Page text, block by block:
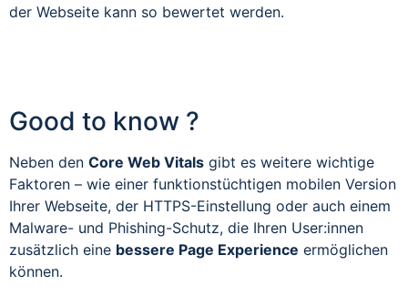
der Webseite kann so bewertet werden.
Good to know ?
Neben den Core Web Vitals gibt es weitere wichtige
Faktoren – wie einer funktionstüchtigen mobilen Version
Ihrer Webseite, der HTTPS-Einstellung oder auch einem
Malware- und Phishing-Schutz, die Ihren User:innen
zusätzlich eine bessere Page Experience ermöglichen
können.